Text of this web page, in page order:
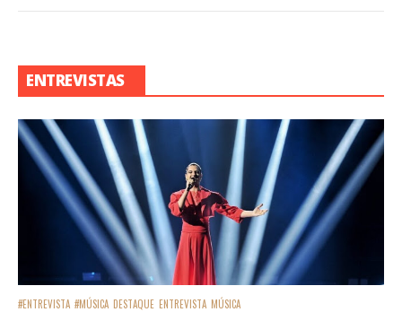
ENTREVISTAS
#ENTREVISTA #MÚSICA DESTAQUE ENTREVISTA MÚSICA